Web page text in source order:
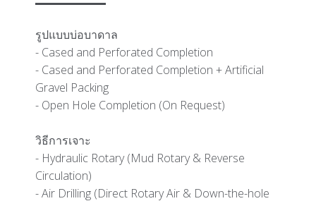
รูปแบบบ่อบาดาล
- Cased and Perforated Completion
- Cased and Perforated Completion + Artificial
Gravel Packing
- Open Hole Completion (On Request)
วิธีการเจาะ
- Hydraulic Rotary (Mud Rotary & Reverse
Circulation)
- Air Drilling (Direct Rotary Air & Down-the-hole